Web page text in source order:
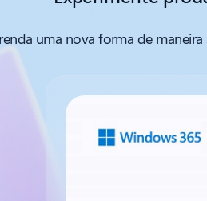
uma nova forma de